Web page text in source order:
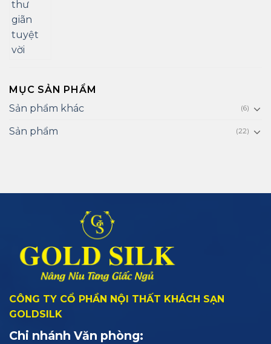
MỤC SẢN PHẨM
Sản phẩm khác
(6)
Sản phẩm (22)
CÔNG TY CỔ PHẦN NỘI THẤT KHÁCH SẠN
GOLDSILK
Chi nhánh Văn phòng: